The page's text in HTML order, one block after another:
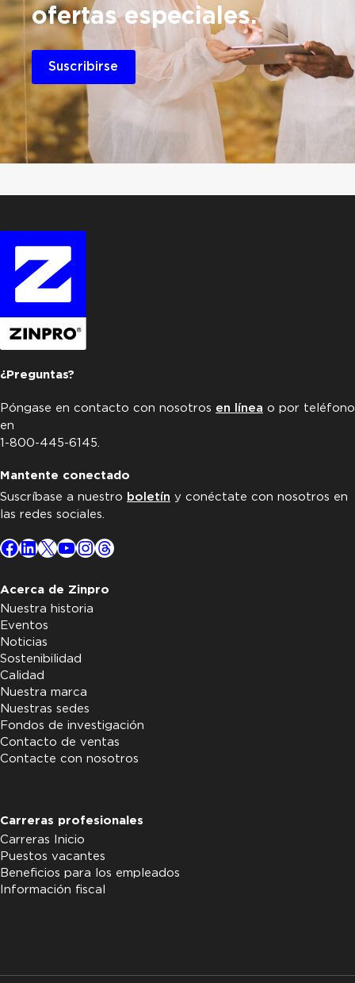
ofertas especiales.
Suscribirse
¿Preguntas?
Póngase en contacto con nosotros en línea o por teléfono
en
1-800-445-6145.
Mantente conectado
Suscríbase a nuestro boletín y conéctate con nosotros en
las redes sociales.
Facebook
LinkedIn
X YouTube
Instagram
Threads
Acerca de Zinpro
Nuestra historia
Eventos
Noticias
Sostenibilidad
Calidad
Nuestra marca
Nuestras sedes
Fondos de investigación
Contacto de ventas
Contacte con nosotros
Carreras profesionales
Carreras Inicio
Puestos vacantes
Beneficios para los empleados
Información fiscal